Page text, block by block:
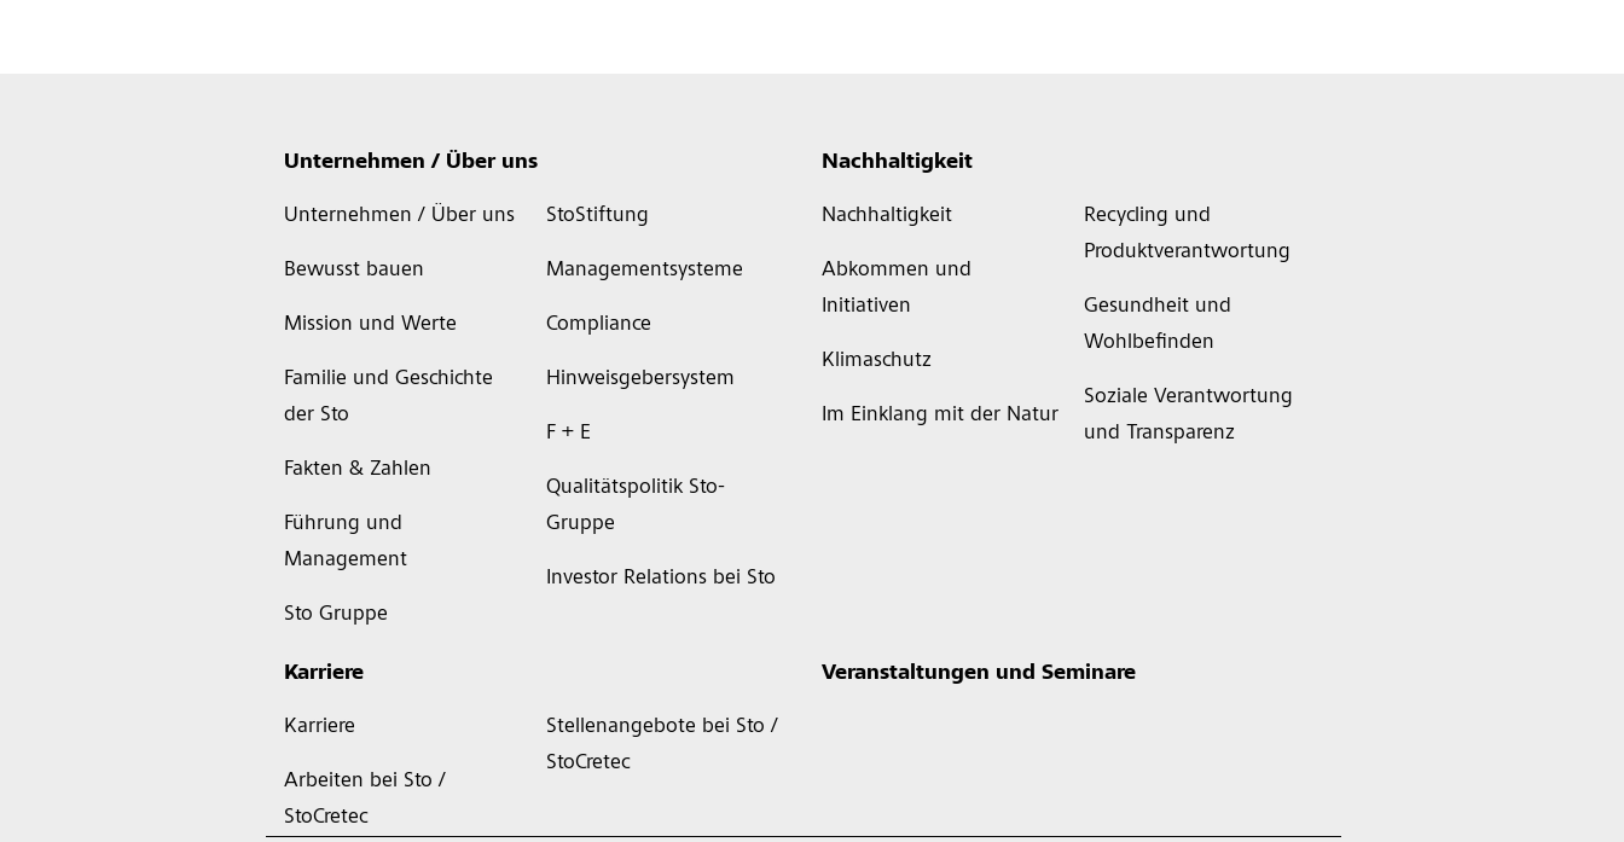
Unternehmen / Über uns
Unternehmen / Über uns
Bewusst bauen
Mission und Werte
Familie und Geschichte
der Sto
Fakten & Zahlen
Führung und
Management
Sto Gruppe
StoStiftung
Managementsysteme
Compliance
Hinweisgebersystem
F + E
Qualitätspolitik Sto-
Gruppe
Investor Relations bei Sto
Nachhaltigkeit
Nachhaltigkeit
Abkommen und
Initiativen
Klimaschutz
Im Einklang mit der Natur
Recycling und
Produktverantwortung
Gesundheit und
Wohlbefinden
Soziale Verantwortung
und Transparenz
Karriere
Karriere
Arbeiten bei Sto /
StoCretec
Stellenangebote bei Sto /
StoCretec
Veranstaltungen und Seminare